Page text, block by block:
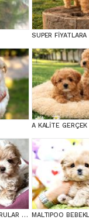
MALTİPOO CİNSİ YAVRULAR EV ÜRETİMİ MALTIPOO